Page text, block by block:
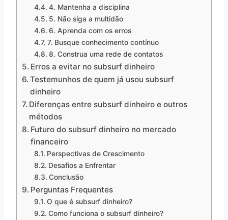
4. Mantenha a disciplina
5. Não siga a multidão
6. Aprenda com os erros
7. Busque conhecimento contínuo
8. Construa uma rede de contatos
Erros a evitar no subsurf dinheiro
Testemunhos de quem já usou subsurf
dinheiro
Diferenças entre subsurf dinheiro e outros
métodos
Futuro do subsurf dinheiro no mercado
financeiro
Perspectivas de Crescimento
Desafios a Enfrentar
Conclusão
Perguntas Frequentes
O que é subsurf dinheiro?
Como funciona o subsurf dinheiro?